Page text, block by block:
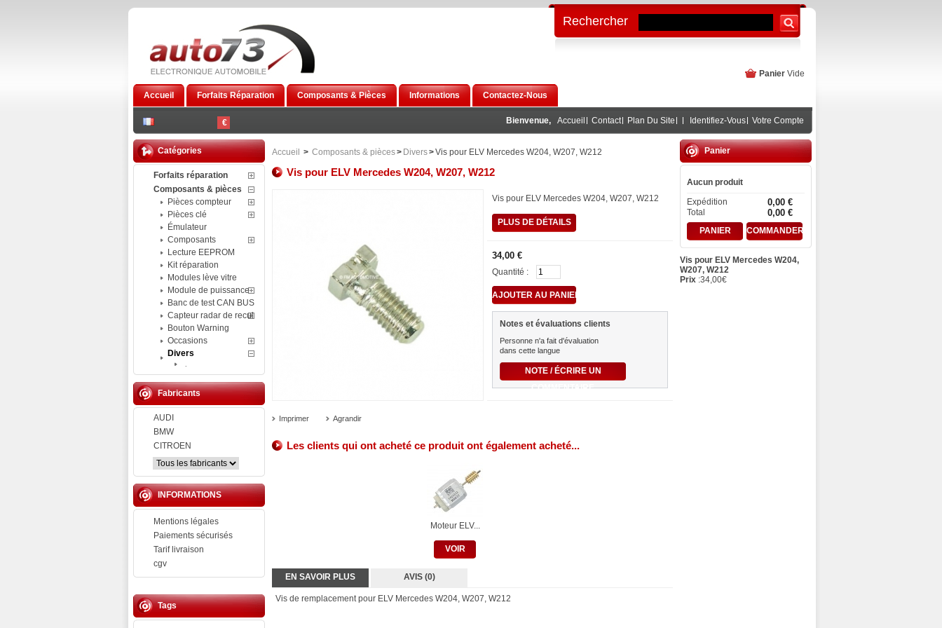
€
Accueil Forfaits Réparation Composants & Pièces Informations Contactez-Nous
Panier Vide
Bienvenue, Accueil Contact Plan Du Site Identifiez-Vous Votre Compte
Rechercher
Catégories
Forfaits réparation
Composants & pièces
Pièces compteur
Pièces clé
Émulateur
Composants
Lecture EEPROM
Kit réparation
Modules lève vitre
Module de puissance
Banc de test CAN BUS
Capteur radar de recul
Bouton Warning
Occasions
Divers
.
Fabricants
AUDI
BMW
CITROEN
INFORMATIONS
Mentions légales
Paiements sécurisés
Tarif livraison
cgv
Tags
Accueil > Composants & pièces> Divers>Vis pour ELV Mercedes W204, W207, W212
Vis pour ELV Mercedes W204, W207, W212
Imprimer Agrandir
Vis pour ELV Mercedes W204, W207, W212
PLUS DE DÉTAILS
34,00 €
Quantité :
Notes et évaluations clients
Personne n'a fait d'évaluation
dans cette langue
NOTE / ÉCRIRE UN
COMMENTAIRE
Les clients qui ont acheté ce produit ont également acheté...
Moteur ELV...
VOIR
EN SAVOIR PLUS AVIS (0)
Vis de remplacement pour ELV Mercedes W204, W207, W212
Panier
Aucun produit
Expédition
0,00 €
Total 0,00 €
PANIER COMMANDER
Vis pour ELV Mercedes W204,
W207, W212
Prix :34,00€